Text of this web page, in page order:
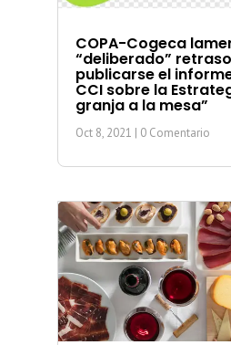
COPA-Cogeca
“deliberado”
publicarse el
CCI sobre la
granja a la mesa”
Oct 8, 2021 | 0 Comentario